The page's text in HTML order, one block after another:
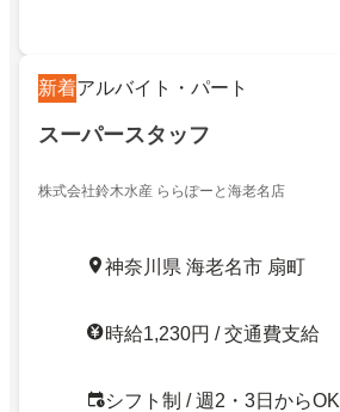
新着アルバイト・パート
スーパースタッフ
株式会社鈴木水産 ららぽーと海老名店
神奈川県 海老名市 扇町
時給1,230円 / 交通費支給
シフト制 / 週2・3日からOK